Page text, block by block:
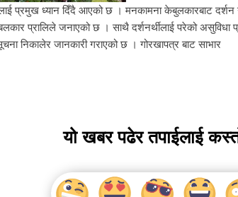
प्रमुख ध्यान दिँदै आएको छ । मनकामना केबुलकारबाट दर्शन
प्रालिले जनाएको छ । साथै दर्शनर्थीलाई परेको असुविधा
निकालेर जानकारी गराएको छ । गोरखापत्र बाट साभार
यो खबर पढेर तपाईलाई